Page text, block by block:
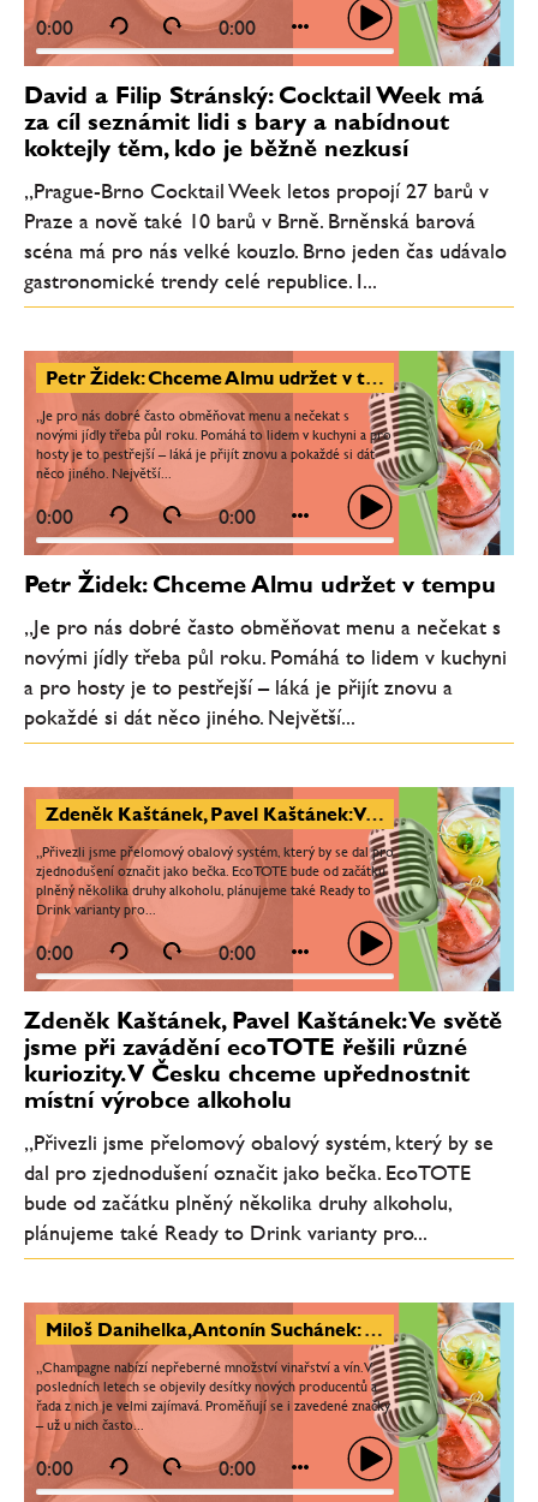
0:00 0:00
David a Filip Stránský: Cocktail Week má
za cíl seznámit lidi s bary a nabídnout
koktejly těm, kdo je běžně nezkusí
„Prague-Brno Cocktail Week letos propojí 27 barů v
Praze a nově také 10 barů v Brně. Brněnská barová
scéna má pro nás velké kouzlo. Brno jeden čas udávalo
gastronomické trendy celé republice. I...
Petr Židek: Chceme Almu udržet v tempu
„Je pro nás dobré často obměňovat menu a nečekat s
novými jídly třeba půl roku. Pomáhá to lidem v kuchyni a pro
hosty je to pestřejší – láká je přijít znovu a pokaždé si dát
něco jiného. Největší...
0:00 0:00
Petr Židek: Chceme Almu udržet v tempu
„Je pro nás dobré často obměňovat menu a nečekat s
novými jídly třeba půl roku. Pomáhá to lidem v kuchyni
a pro hosty je to pestřejší – láká je přijít znovu a
pokaždé si dát něco jiného. Největší...
Zdeněk Kaštánek, Pavel Kaštánek: Ve světě jsme při zavádění ecoTOTE řešili různé kuriozity. V Česku chceme upřednostnit místní výrobce alkoholu
„Přivezli jsme přelomový obalový systém, který by se dal pro
zjednodušení označit jako bečka. EcoTOTE bude od začátku
plněný několika druhy alkoholu, plánujeme také Ready to
Drink varianty pro...
0:00 0:00
Zdeněk Kaštánek, Pavel Kaštánek: Ve světě
jsme při zavádění ecoTOTE řešili různé
kuriozity. V Česku chceme upřednostnit
místní výrobce alkoholu
„Přivezli jsme přelomový obalový systém, který by se
dal pro zjednodušení označit jako bečka. EcoTOTE
bude od začátku plněný několika druhy alkoholu,
plánujeme také Ready to Drink varianty pro...
Miloš Danihelka, Antonín Suchánek: Styly champagne přicházejí postupně ve vlnách. Festival La Bouteille de Champagne má ukázat rozmanitost
„Champagne nabízí nepřeberné množství vinařství a vín. V
posledních letech se objevily desítky nových producentů a
řada z nich je velmi zajímavá. Proměňují se i zavedené značky
– už u nich často...
0:00 0:00